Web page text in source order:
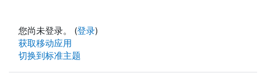
您尚未登录。 (登录)
获取移动应用
切换到标准主题